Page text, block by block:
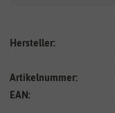
Hersteller:
Artikelnummer:
EAN: